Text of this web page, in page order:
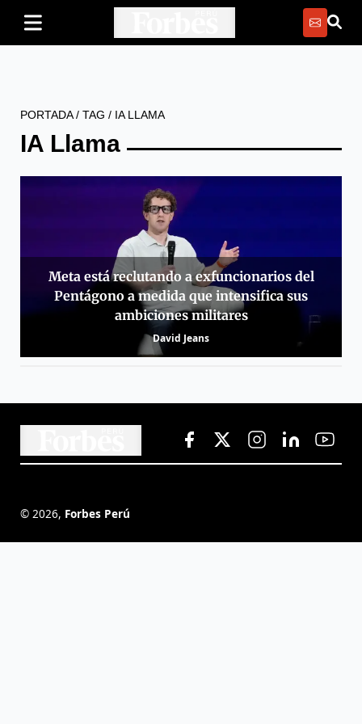
PORTADA/ TAG / IA LLAMA
IA Llama
Meta está reclutando a exfuncionarios del
Pentágono a medida que intensifica sus
ambiciones militares
David Jeans
© 2026, Forbes Perú